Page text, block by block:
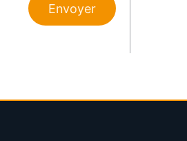
Envoyer